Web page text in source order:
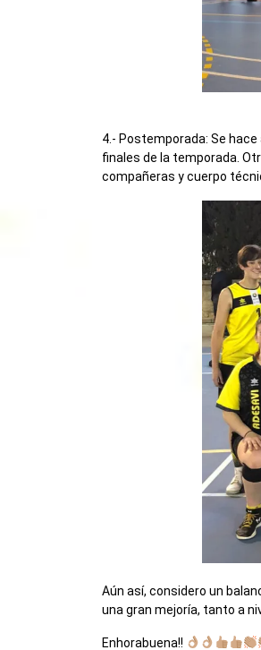
4.- Postemporada: Se
finales de la temporada.
compañeras y cuerpo
Aún así, considero un
una gran mejoría, tanto a
Enhorabuena!!